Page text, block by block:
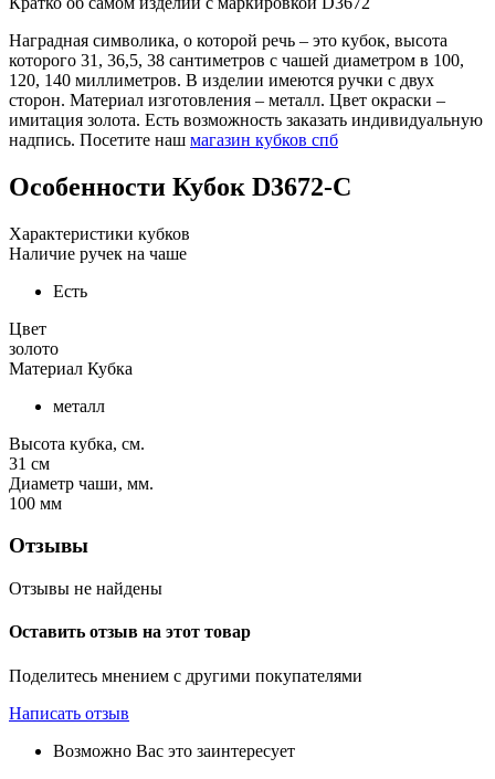
Наградная символика, о которой речь – это кубок, высота
которого 31, 36,5, 38 сантиметров с чашей диаметром в 100,
120, 140 миллиметров. В изделии имеются ручки с двух
сторон. Материал изготовления – металл. Цвет окраски –
имитация золота. Есть возможность заказать индивидуальную
надпись. Посетите наш магазин кубков спб
Особенности Кубок D3672-C
Характеристики кубков
Наличие ручек на чаше
Есть
Цвет
золото
Материал Кубка
металл
Высота кубка, см.
31 см
Диаметр чаши, мм.
100 мм
Отзывы
Отзывы не найдены
Оставить отзыв на этот товар
Поделитесь мнением с другими покупателями
Написать отзыв
Возможно Вас это заинтересует